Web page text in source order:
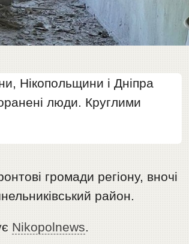
Нікопольщини і Дніпра
люди. Круглими
громади регіону, вночі
район.
Nikopolnews.